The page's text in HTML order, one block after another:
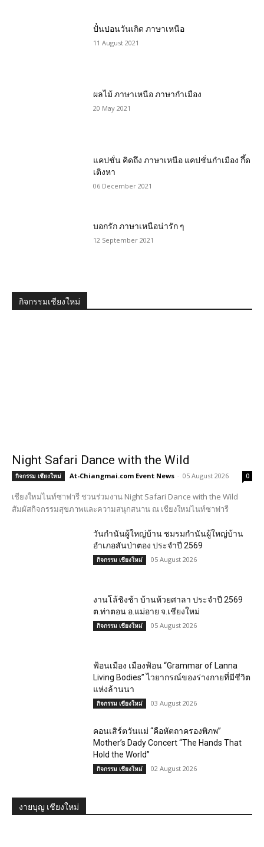
ปั๋นปอนวันเกิด ภาษาเหนือ
11 August 2021
ผลไม้ ภาษาเหนือ ภาษากำเมือง
20 May 2021
แคปชั่น คิดถึง ภาษาเหนือ แคปชั่นกำเมือง กึ้ด
เติงหา
06 December 2021
บอกรัก ภาษาเหนือน่ารัก ๆ
12 September 2021
กิจกรรมเชียงใหม่
Night Safari Dance with the Wild
กิจกรรม เชียงใหม่ At-Chiangmai.com Event News - 05 August 2026 0
เชียงใหม่ไนท์ซาฟารี ชวนร่วมงาน Night Safari Dance with the Wild
สัมผัสกิจกรรมสุขภาพและความสนุกสนาน ณ เชียงใหม่ไนท์ซาฟารี
วันกำนันผู้ใหญ่บ้าน ชมรมกำนันผู้ใหญ่บ้าน
อำเภอสันป่าตอง ประจำปี 2569
กิจกรรม เชียงใหม่ 05 August 2026
งานโล้ชิงช้า บ้านห้วยศาลา ประจำปี 2569
ต.ท่าตอน อ.แม่อาย จ.เชียงใหม่
กิจกรรม เชียงใหม่ 05 August 2026
ฟ้อนเมือง เมืองฟ้อน “Grammar of Lanna
Living Bodies” ไวยากรณ์ของร่างกายที่มีชีวิต
แห่งล้านนา
กิจกรรม เชียงใหม่ 03 August 2026
คอนเสิร์ตวันแม่ “คือหัตถาครองพิภพ”
Mother’s Dady Concert “The Hands That
Hold the World”
กิจกรรม เชียงใหม่ 02 August 2026
งายบุญ เชียงใหม่